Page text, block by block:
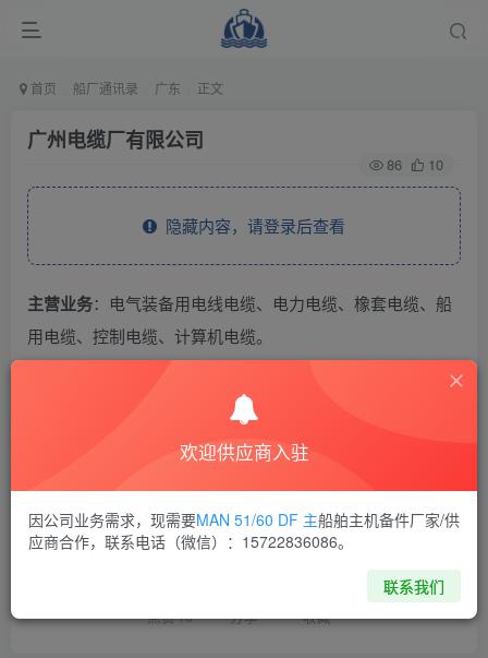
首页 船厂通讯录 广东 正文
广州电缆厂有限公司
86 10
隐藏内容，请登录后查看
主营业务：电气装备用电线电缆、电力电缆、橡套电缆、船
用电缆、控制电缆、计算机电缆。
THE END
广东
喜欢就支持一下吧
点赞10 分享 收藏
欢迎供应商入驻
因公司业务需求，现需要MAN 51/60 DF 主船舶主机备件厂家/供
应商合作，联系电话（微信）：15722836086。
联系我们